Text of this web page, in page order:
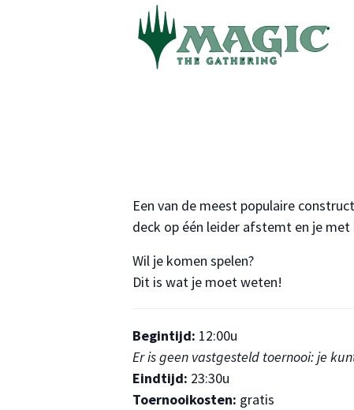
Een van de meest populaire
deck op één leider afstemt en je
Wil je komen spelen?
Dit is wat je moet weten!
Begintijd: 12:00u
Er is geen vastgesteld toernooi: je
Eindtijd: 23:30u
Toernooikosten: gratis